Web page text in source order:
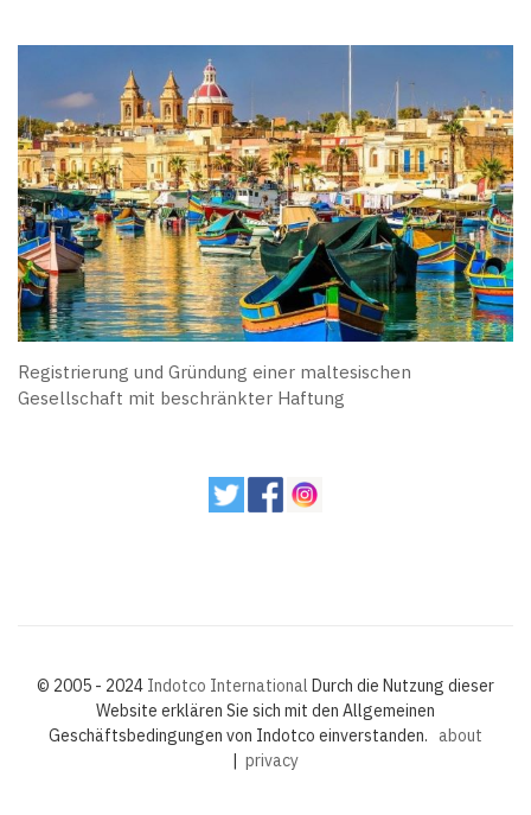
Registrierung und Gründung einer maltesischen
Gesellschaft mit beschränkter Haftung
© 2005 - 2024 Indotco International Durch die Nutzung dieser
Website erklären Sie sich mit den Allgemeinen
Geschäftsbedingungen von Indotco einverstanden. about
| privacy